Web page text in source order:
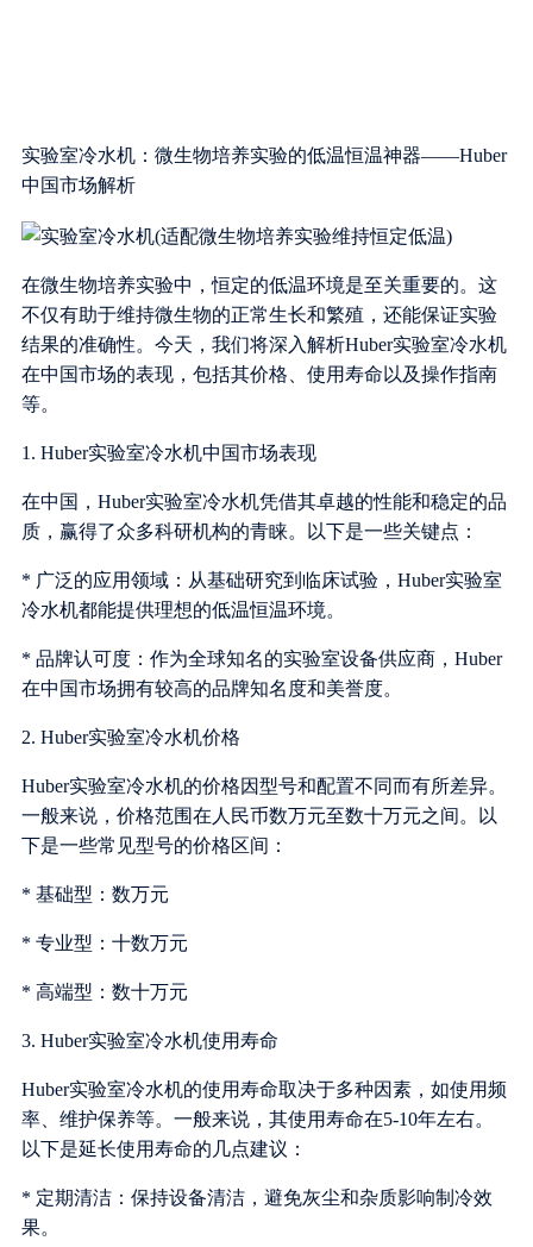
实验室冷水机：微生物培养实验的低温恒温神器——Huber
中国市场解析
在微生物培养实验中，恒定的低温环境是至关重要的。这
不仅有助于维持微生物的正常生长和繁殖，还能保证实验
结果的准确性。今天，我们将深入解析Huber实验室冷水机
在中国市场的表现，包括其价格、使用寿命以及操作指南
等。
1. Huber实验室冷水机中国市场表现
在中国，Huber实验室冷水机凭借其卓越的性能和稳定的品
质，赢得了众多科研机构的青睐。以下是一些关键点：
* 广泛的应用领域：从基础研究到临床试验，Huber实验室
冷水机都能提供理想的低温恒温环境。
* 品牌认可度：作为全球知名的实验室设备供应商，Huber
在中国市场拥有较高的品牌知名度和美誉度。
2. Huber实验室冷水机价格
Huber实验室冷水机的价格因型号和配置不同而有所差异。
一般来说，价格范围在人民币数万元至数十万元之间。以
下是一些常见型号的价格区间：
* 基础型：数万元
* 专业型：十数万元
* 高端型：数十万元
3. Huber实验室冷水机使用寿命
Huber实验室冷水机的使用寿命取决于多种因素，如使用频
率、维护保养等。一般来说，其使用寿命在5-10年左右。
以下是延长使用寿命的几点建议：
* 定期清洁：保持设备清洁，避免灰尘和杂质影响制冷效
果。